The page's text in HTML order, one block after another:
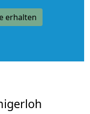
erhalten